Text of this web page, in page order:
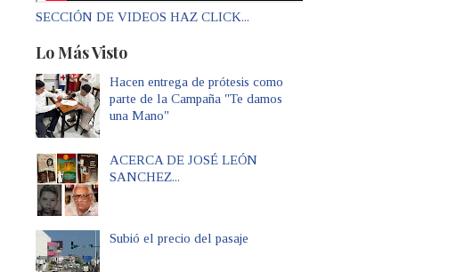
SECCIÓN DE VIDEOS HAZ CLICK...
Lo Más Visto
Hacen entrega de prótesis como
parte de la Campaña "Te damos
una Mano"
ACERCA DE JOSÉ LEÓN
SANCHEZ...
Subió el precio del pasaje